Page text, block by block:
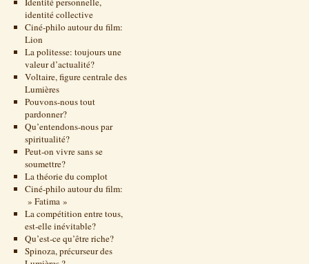
identité collective
Ciné-philo autour du film:
Lion
La politesse: toujours une
valeur d’actualité?
Voltaire, figure centrale des
Lumières
Pouvons-nous tout
pardonner?
Qu’entendons-nous par
spiritualité?
Peut-on vivre sans se
soumettre?
La théorie du complot
Ciné-philo autour du film:
» Fatima »
La compétition entre tous,
est-elle inévitable?
Qu’est-ce qu’être riche?
Spinoza, précurseur des